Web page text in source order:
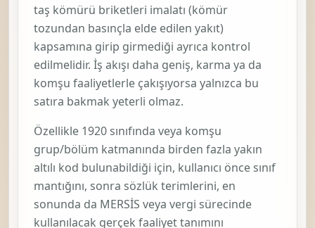
taş kömürü briketleri imalatı (kömür
tozundan basınçla elde edilen yakıt)
kapsamına girip girmediği ayrıca kontrol
edilmelidir. İş akışı daha geniş, karma ya da
komşu faaliyetlerle çakışıyorsa yalnızca bu
satıra bakmak yeterli olmaz.
Özellikle 1920 sınıfında veya komşu
grup/bölüm katmanında birden fazla yakın
altılı kod bulunabildiği için, kullanıcı önce sınıf
mantığını, sonra sözlük terimlerini, en
sonunda da MERSİS veya vergi sürecinde
kullanılacak gerçek faaliyet tanımını